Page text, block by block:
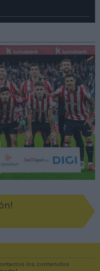
los contenidos